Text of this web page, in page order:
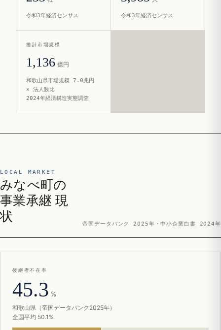
令和3年経済センサス 令和3年経済センサス
推計市場規模
1,136 億円
和歌山県市場規模 7.0兆円
× 法人数比
2024年経済構造実態調査
LOCAL MARKET
みなべ町の
事業承継 現
状
帝国データバンク 2025年・中小企業白書 2024年
後継者不在率
45.3 %
和歌山県（帝国データバンク2025年）
全国平均 50.1%